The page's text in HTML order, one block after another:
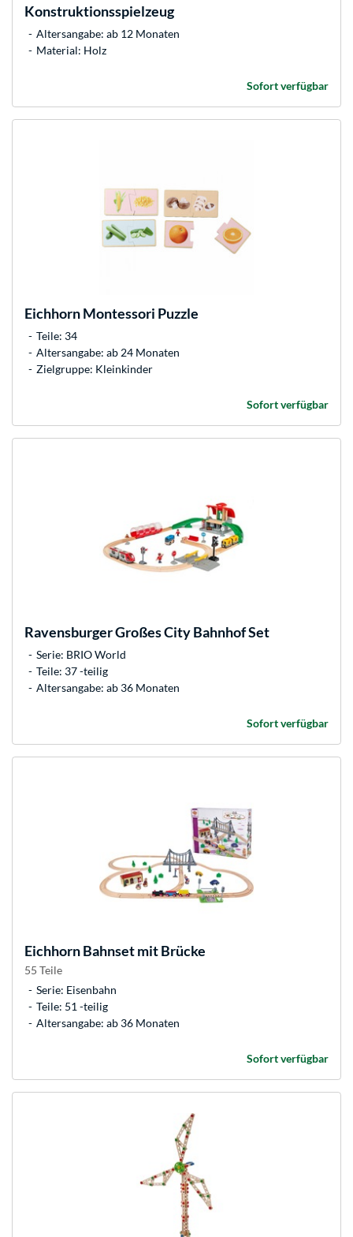
Konstruktionsspielzeug
Altersangabe: ab 12 Monaten
Material: Holz
Sofort verfügbar
EichhornMontessori Puzzle
Teile: 34
Altersangabe: ab 24 Monaten
Zielgruppe: Kleinkinder
Sofort verfügbar
RavensburgerGroßes City Bahnhof Set
Serie: BRIO World
Teile: 37 -teilig
Altersangabe: ab 36 Monaten
Sofort verfügbar
EichhornBahnset mit Brücke
55 Teile
Serie: Eisenbahn
Teile: 51 -teilig
Altersangabe: ab 36 Monaten
Sofort verfügbar